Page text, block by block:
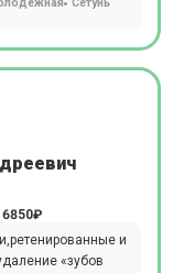
6850₽
и
«зубов